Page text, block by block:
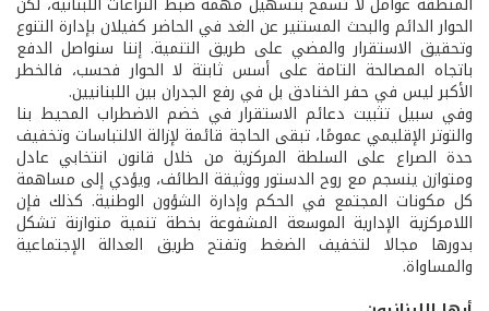
الحوار الدائم والبحث المستنير عن الغد في الحاضر كفيلان بإدارة التنوع
وتحقيق الاستقرار والمضي على طريق التنمية. إننا سنواصل الدفع
باتجاه المصالحة التامة على أسس ثابتة لا الحوار فحسب، فالخطر
الأكبر ليس في حفر الخنادق بل في رفع الجدران بين اللبنانيين.
وفي سبيل تثبيت دعائم الاستقرار في خضم الاضطراب المحيط بنا
والتوتر الإقليمي عمومًا، تبقى الحاجة قائمة لإزالة الالتباسات وتخفيف
حدة الصراع على السلطة المركزية من خلال قانون انتخابي عادل
ومتوازن ينسجم مع روح الدستور ووثيقة الطائف، ويؤدي إلى مساهمة
كل مكونات المجتمع في الحكم وإدارة الشؤون الوطنية. كذلك فإن
اللامركزية الإدارية الموسعة المشفوعة بخطة تنمية متوازنة تشكل
بدورها مجالا لتخفيف الضغط وتفتح طريق العدالة الإجتماعية
والمساواة.